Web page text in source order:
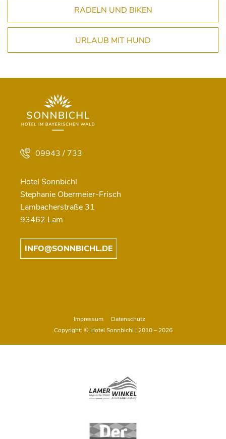
RADELN UND BIKEN
URLAUB MIT HUND
09943 / 733
Hotel Sonnbichl
Stephanie Obermeier-Frisch
Lambacherstraße 31
93462 Lam
INFO@SONNBICHL.DE
Copyright: © Hotel Sonnbichl | 2010 – 2026
Impressum Datenschutz